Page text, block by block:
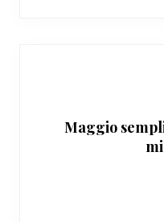
Maggio